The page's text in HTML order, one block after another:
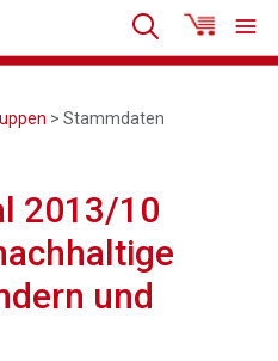
> Stammdaten
2013/10
und